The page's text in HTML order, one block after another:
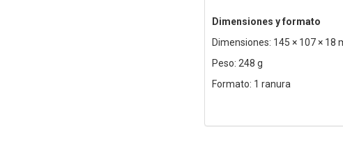
Dimensiones y formato
Dimensiones: 145 × 107 × 18
Peso: 248 g
Formato: 1 ranura